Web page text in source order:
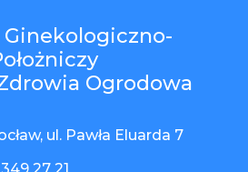
Ogrodowa
ul. Pawła Eluarda 7